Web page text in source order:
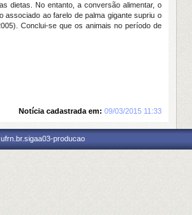
dietas. No entanto, a conversão alimentar, o
ao farelo de palma gigante supriu o
Conclui-se que os animais no período de
Notícia cadastrada em: 09/03/2015 11:33
producao